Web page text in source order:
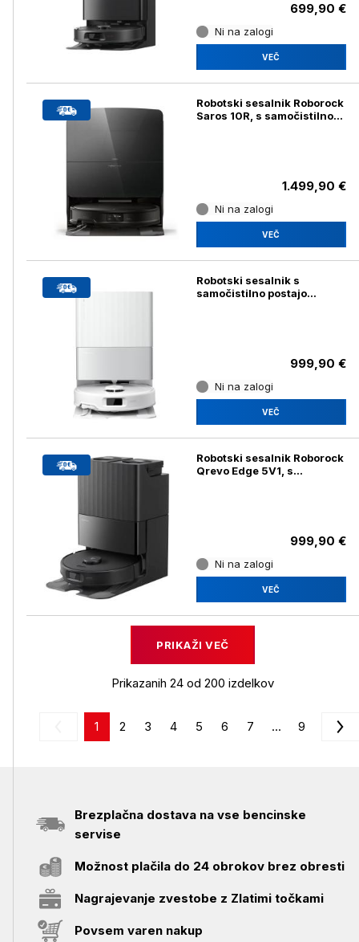
699,90 €
Ni na zalogi
VEČ
Robotski sesalnik Roborock
Saros 10R, s samočistilno
1.499,90 €
Ni na zalogi
VEČ
Robotski sesalnik s
samočistilno postajo
999,90 €
Ni na zalogi
VEČ
Robotski sesalnik Roborock
Qrevo Edge 5V1, s
999,90 €
Ni na zalogi
VEČ
PRIKAŽI VEČ
Prikazanih 24 od 200 izdelkov
1 2 3 4 5 6 7 ... 9
Brezplačna dostava na vse bencinske
servise
Možnost plačila do 24 obrokov brez obresti
Nagrajevanje zvestobe z Zlatimi točkami
Povsem varen nakup